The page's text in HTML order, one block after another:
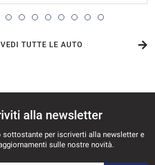
VEDI
VEDI TUTTE LE AUTO
alla newsletter
sottostante per iscriverti alla newsletter e
sulle nostre novità.